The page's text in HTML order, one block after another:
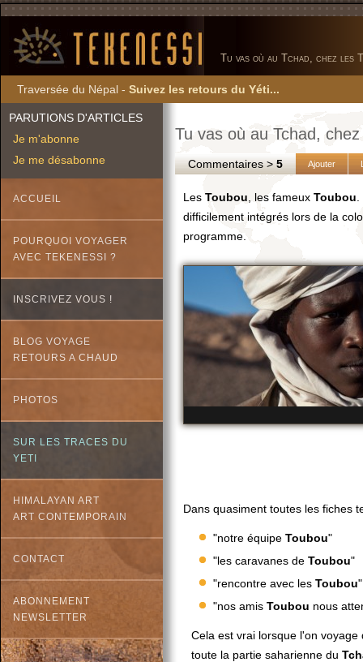
Tu vas où au Tchad, chez les
Traversée du Népal - Suivez les retours du Yéti...
PARUTIONS D'ARTICLES
Je m'abonne
Je me désabonne
ACCUEIL
POURQUOI VOYAGER
AVEC TEKENESSI ?
INSCRIVEZ VOUS !
BLOG VOYAGE
RETOURS A CHAUD
PHOTOS
SUR LES TRACES DU
YETI
HIMALAYAN ART
ART CONTEMPORAIN
CONTACT
ABONNEMENT
NEWSLETTER
Tu vas où au Tchad,
Commentaires >5 Ajouter
Les Toubou , les fameux Toubou
difficilement intégrés lors de la
programme.
Dans quasiment toutes les fiches
"notre équipe Toubou"
"les caravanes de Toubou"
"rencontre avec les Toubou"
"nos amis Toubou nous
Cela est vrai lorsque l'on
toute la partie saharienne du